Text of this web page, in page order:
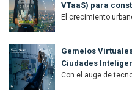
VTaaS) para
El crecimiento
Gemelos
Ciudades
Con el auge de